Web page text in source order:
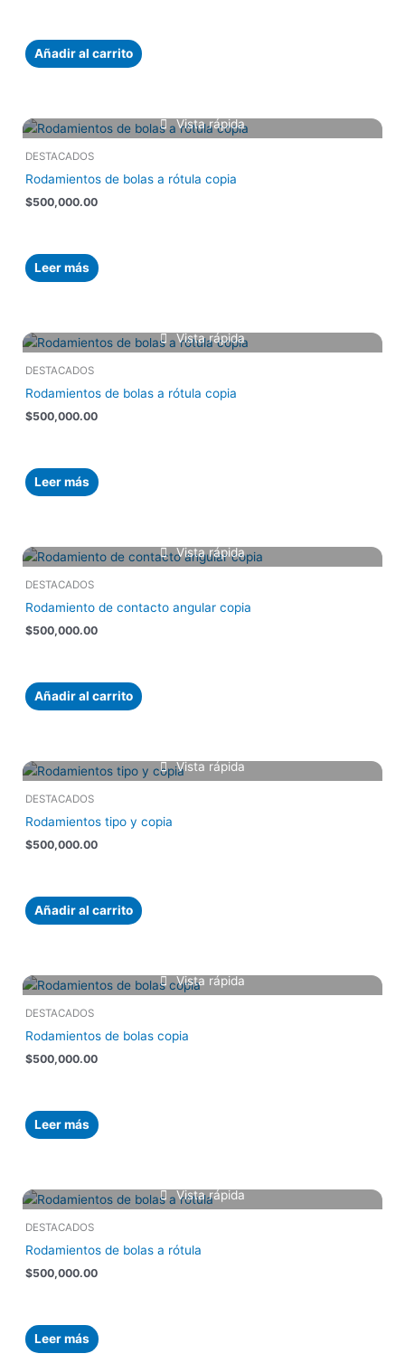
Añadir al carrito
Vista rápida
DESTACADOS
Rodamientos de bolas a rótula copia
$500,000.00
Leer más
Vista rápida
DESTACADOS
Rodamientos de bolas a rótula copia
$500,000.00
Leer más
Vista rápida
DESTACADOS
Rodamiento de contacto angular copia
$500,000.00
Añadir al carrito
Vista rápida
DESTACADOS
Rodamientos tipo y copia
$500,000.00
Añadir al carrito
Vista rápida
DESTACADOS
Rodamientos de bolas copia
$500,000.00
Leer más
Vista rápida
DESTACADOS
Rodamientos de bolas a rótula
$500,000.00
Leer más